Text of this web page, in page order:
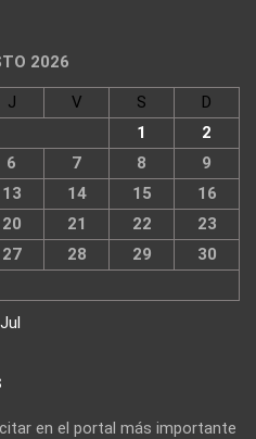
2026
J V S
D
1
2
6 7 8
9
13 14 15
16
20 21 22
23
27 28 29
30
en el portal más importante